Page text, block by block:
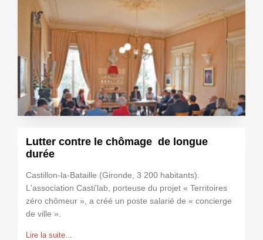
Lutter contre le chômage de longue
durée
Castillon-la-Bataille (Gironde, 3 200 habitants).
L'association Casti'lab, porteuse du projet « Territoires
zéro chômeur », a créé un poste salarié de « concierge
de ville ».
Lire la suite...